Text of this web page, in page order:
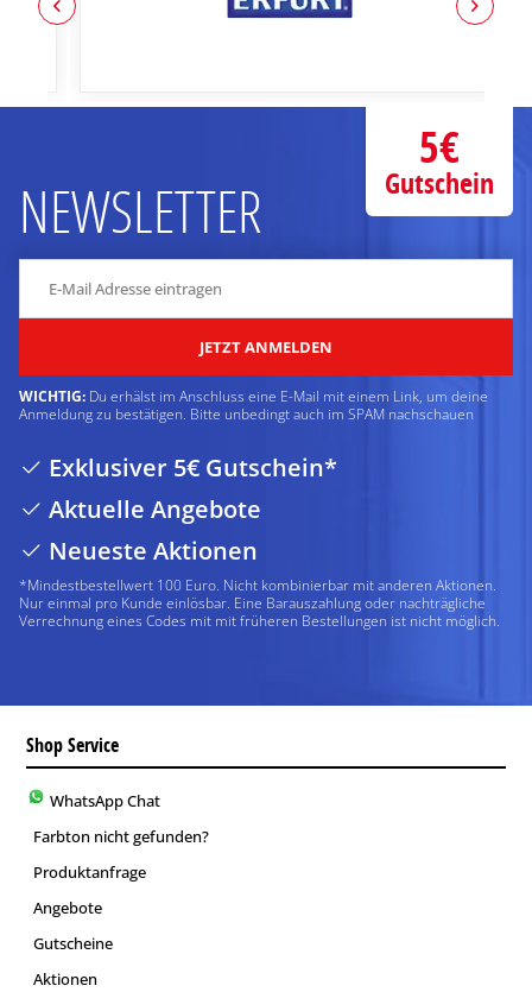
NEWSLETTER
JETZT ANMELDEN
WICHTIG: Du erhälst im Anschluss eine E-Mail mit einem Link, um deine
Anmeldung zu bestätigen. Bitte unbedingt auch im SPAM nachschauen
Exklusiver 5€ Gutschein*
Aktuelle Angebote
Neueste Aktionen
*Mindestbestellwert 100 Euro. Nicht kombinierbar mit anderen Aktionen.
Nur einmal pro Kunde einlösbar. Eine Barauszahlung oder nachträgliche
Verrechnung eines Codes mit mit früheren Bestellungen ist nicht möglich.
5€
Gutschein
Shop Service
WhatsApp Chat
Farbton nicht gefunden?
Produktanfrage
Angebote
Gutscheine
Aktionen